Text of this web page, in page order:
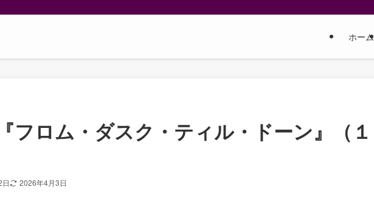
ホーム
フロム・ダスク・ティル・ドーン』（１
2026年4月3日